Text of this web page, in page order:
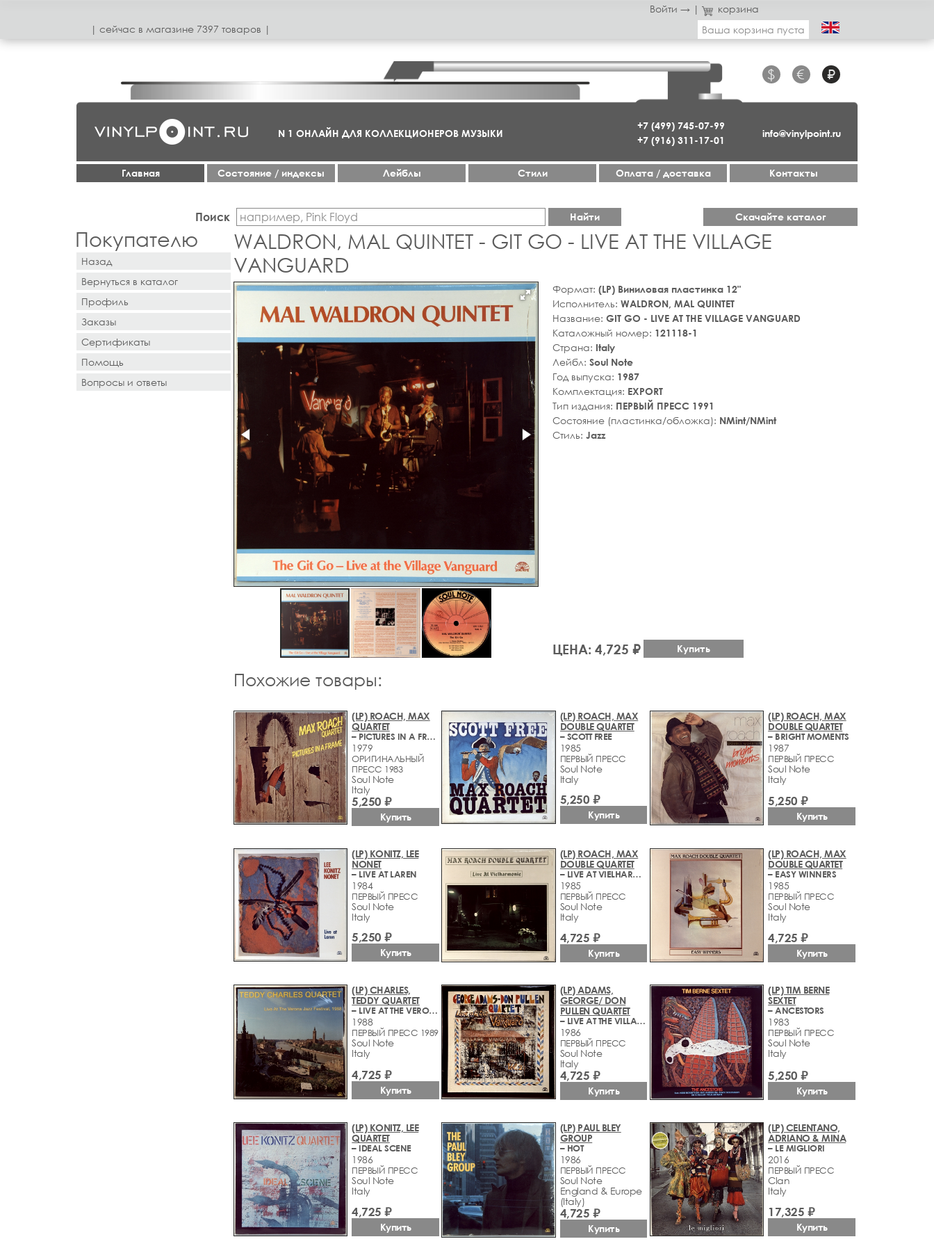
Войти → |
корзина
| сeйчас в магазинe 7397 товаров |
Ваша корзина пуста
+7 (499) 745-07-99
+7 (916) 311-17-01
$ € ₽
info@vinylpoint.ru
N 1 ОНЛАЙН ДЛЯ КОЛЛЕКЦИОНЕРОВ МУЗЫКИ
Главная Cостояние / индексы Лейблы Стили Оплата / доставка Контакты
Поиск Найти Скачайте каталог
Покупателю
Назад
Вернуться в каталог
Профиль
Заказы
Сертификаты
Помощь
Вопросы и ответы
WALDRON, MAL QUINTET - GIT GO - LIVE AT THE VILLAGE
VANGUARD
Формат: (LP) Виниловая пластинка 12"
Исполнитель: WALDRON, MAL QUINTET
Название: GIT GO - LIVE AT THE VILLAGE VANGUARD
Каталожный номер: 121118-1
Страна: Italy
Лейбл: Soul Note
Год выпуска: 1987
Комплектация: EXPORT
Тип издания: ПЕРВЫЙ ПРЕСС 1991
Состояние (пластинка/обложка): NMint/NMint
Стиль: Jazz
ЦЕНА: 4,725 ₽ Купить
Похожие товары:
(LP) ROACH, MAX
QUARTET
– PICTURES IN A FRAME
1979
ОРИГИНАЛЬНЫЙ
ПРЕСС 1983
Soul Note
Italy
5,250 ₽
Купить
(LP) ROACH, MAX
DOUBLE QUARTET
– SCOTT FREE
1985
ПЕРВЫЙ ПРЕСС
Soul Note
Italy
5,250 ₽
Купить
(LP) ROACH, MAX
DOUBLE QUARTET
– BRIGHT MOMENTS
1987
ПЕРВЫЙ ПРЕСС
Soul Note
Italy
5,250 ₽
Купить
(LP) KONITZ, LEE
NONET
– LIVE AT LAREN
1984
ПЕРВЫЙ ПРЕСС
Soul Note
Italy
5,250 ₽
Купить
(LP) ROACH, MAX
DOUBLE QUARTET
– LIVE AT VIELHARMONIE
1985
ПЕРВЫЙ ПРЕСС
Soul Note
Italy
4,725 ₽
Купить
(LP) ROACH, MAX
DOUBLE QUARTET
– EASY WINNERS
1985
ПЕРВЫЙ ПРЕСС
Soul Note
Italy
4,725 ₽
Купить
(LP) CHARLES,
TEDDY QUARTET
– LIVE AT THE VERONA JAZZ FESTIVAL, 1988
1988
ПЕРВЫЙ ПРЕСС 1989
Soul Note
Italy
4,725 ₽
Купить
(LP) ADAMS,
GEORGE/ DON
PULLEN QUARTET
– LIVE AT THE VILLAGE VANGUARD - VOL. 2
1986
ПЕРВЫЙ ПРЕСС
Soul Note
Italy
4,725 ₽
Купить
(LP) TIM BERNE
SEXTET
– ANCESTORS
1983
ПЕРВЫЙ ПРЕСС
Soul Note
Italy
5,250 ₽
Купить
(LP) KONITZ, LEE
QUARTET
– IDEAL SCENE
1986
ПЕРВЫЙ ПРЕСС
Soul Note
Italy
4,725 ₽
Купить
(LP) PAUL BLEY
GROUP
– HOT
1986
ПЕРВЫЙ ПРЕСС
Soul Note
England & Europe
(Italy)
4,725 ₽
Купить
(LP) CELENTANO,
ADRIANO & MINA
– LE MIGLIORI
2016
ПЕРВЫЙ ПРЕСС
Clan
Italy
17,325 ₽
Купить